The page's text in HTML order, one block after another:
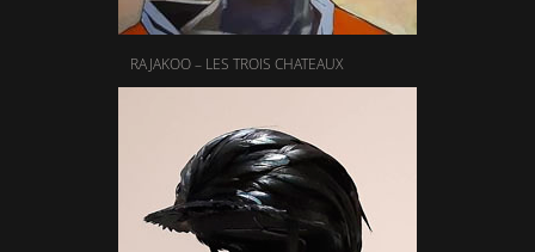
RAJAKOO – LES TROIS CHATEAUX